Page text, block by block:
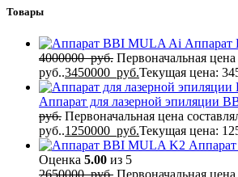
Товары
4000000руб. Первоначальная
руб..3450000 руб.Текущая цена:
Аппарат для лазерной эпиляции
руб. Первоначальная цена
руб..1250000 руб.Текущая цена:
Оценка 5.00 из 5